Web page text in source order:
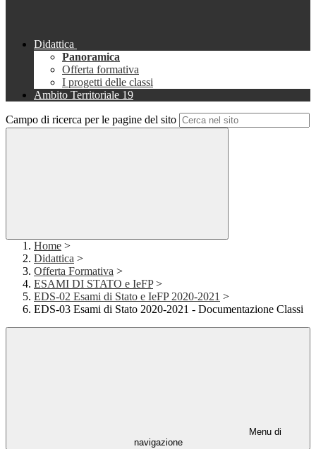
Didattica
Panoramica
Offerta formativa
I progetti delle classi
Ambito Territoriale 19
Campo di ricerca per le pagine del sito
Home >
Didattica >
Offerta Formativa >
ESAMI DI STATO e IeFP >
EDS-02 Esami di Stato e IeFP 2020-2021 >
EDS-03 Esami di Stato 2020-2021 - Documentazione Classi
Menu di
navigazione